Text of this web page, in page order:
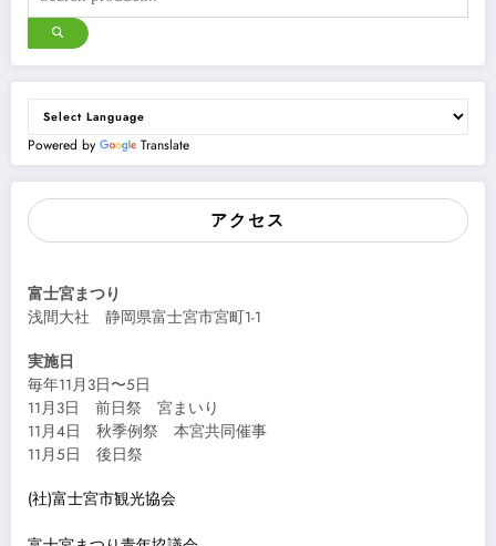
Powered by Translate
アクセス
富士宮まつり
浅間大社 静岡県富士宮市宮町1-1
実施日
毎年11月3日〜5日
11月3日 前日祭 宮まいり
11月4日 秋季例祭 本宮共同催事
11月5日 後日祭
(社)富士宮市観光協会